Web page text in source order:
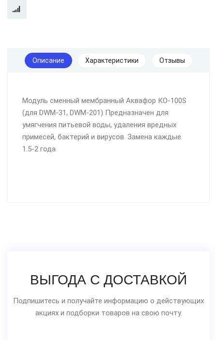
Описание Характеристики Отзывы
Модуль сменный мембранный Аквафор КО-100S
(для DWM-31, DWM-201) Предназначен для
умягчения питьевой воды, удаления вредных
примесей, бактерий и вирусов. Замена каждые
1.5-2 года
ВЫГОДА С ДОСТАВКОЙ
Подпишитесь и получайте информацию о действующих
акциях и подборки товаров на свою почту.